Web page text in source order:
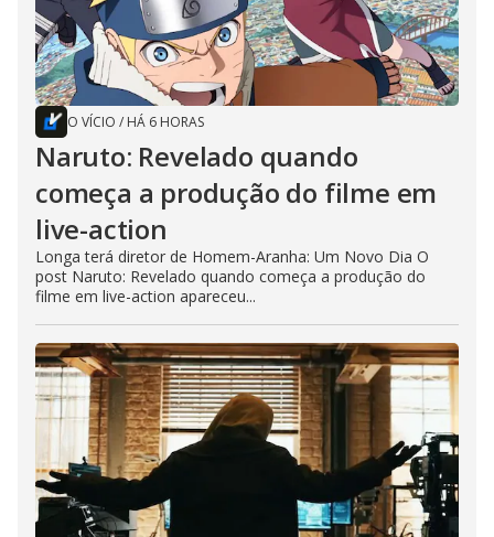
O VÍCIO / HÁ 6 HORAS
Naruto: Revelado quando
começa a produção do filme em
live-action
Longa terá diretor de Homem-Aranha: Um Novo Dia O
post Naruto: Revelado quando começa a produção do
filme em live-action apareceu...